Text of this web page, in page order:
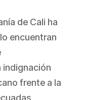
de Cali ha
encuentran
indignación
frente a la